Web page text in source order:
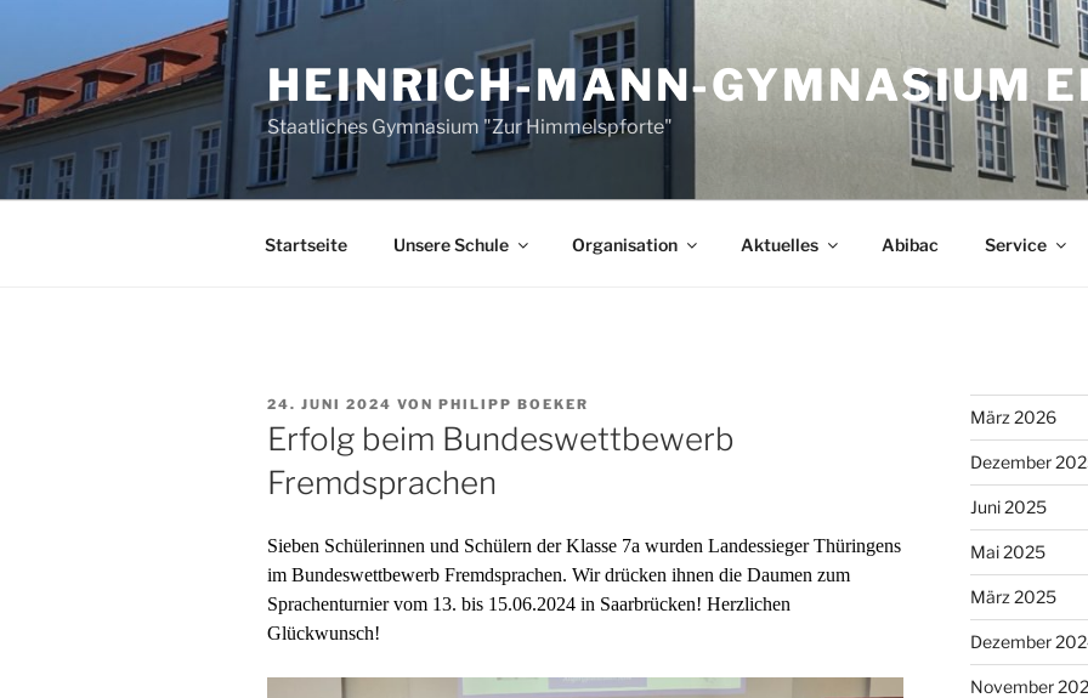
springen
HEINRICH-MANN-GYMNASIUM
Staatliches Gymnasium "Zur Himmelspforte"
Startseite Unsere Schule Organisation Aktuelles Abibac Service
VERÖFFENTLICHT
AM
24. JUNI 2024 VON PHILIPP BOEKER
Erfolg beim Bundeswettbewerb
Fremdsprachen
Sieben Schülerinnen und Schülern der Klasse 7a wurden Landessieger Thüringens
im Bundeswettbewerb Fremdsprachen. Wir drücken ihnen die Daumen zum
Sprachenturnier vom 13. bis 15.06.2024 in Saarbrücken! Herzlichen
Glückwunsch!
März 2026
Dezember
Juni 2025
Mai 2025
März 2025
Dezember
November